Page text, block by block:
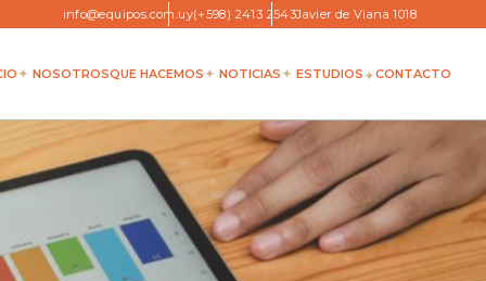
info@equipos.com.uy(+598) 2413 2543Javier de Viana 1018
NOSOTROSQUE HACEMOS NOTICIAS ESTUDIOS CONTACTO